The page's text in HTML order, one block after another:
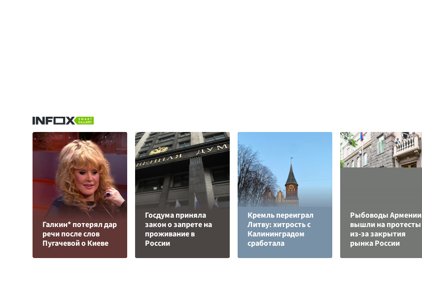
Галкин* потерял дар
речи после слов
Пугачевой о Киеве
Госдума приняла
закон о запрете на
проживание в
России
Кремль переиграл
Литву: хитрость с
Калининградом
сработала
Рыбоводы Армении
вышли на протесты
из-за закрытия
рынка России